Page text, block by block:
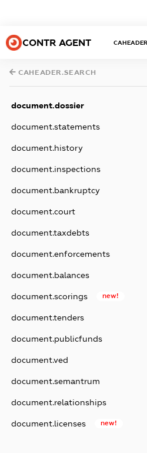
CONTR AGENT
CAHEADER.SEARCH
document.dossier
document.statements
document.history
document.inspections
document.bankruptcy
document.court
document.taxdebts
document.enforcements
document.balances
document.scorings new!
document.tenders
document.publicfunds
document.ved
document.semantrum
document.relationships
document.licenses new!